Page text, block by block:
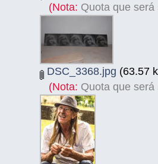
(Nota: Quota que
DSC_3368.jpg (63.57
(Nota: Quota que